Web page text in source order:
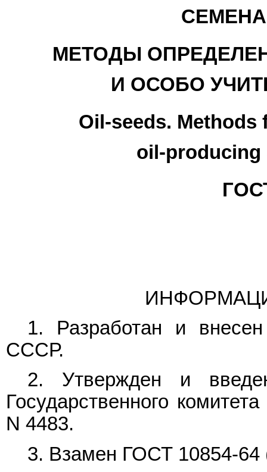
МЕТОДЫ
И ОСОБО
Oil-seeds.
oil-producing
1. Разработан и внесен
СССР.
2. Утвержден и
Государственного
N 4483.
3. Взамен ГОСТ 10854-64